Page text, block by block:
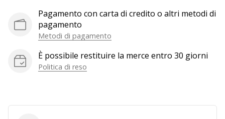
Fa’
che
generino
profitto.
Unisciti
Pagamento con carta di credito o altri metodi di
pagamento
Metodi di pagamento
È possibile restituire la merce entro 30 giorni
Politica di reso